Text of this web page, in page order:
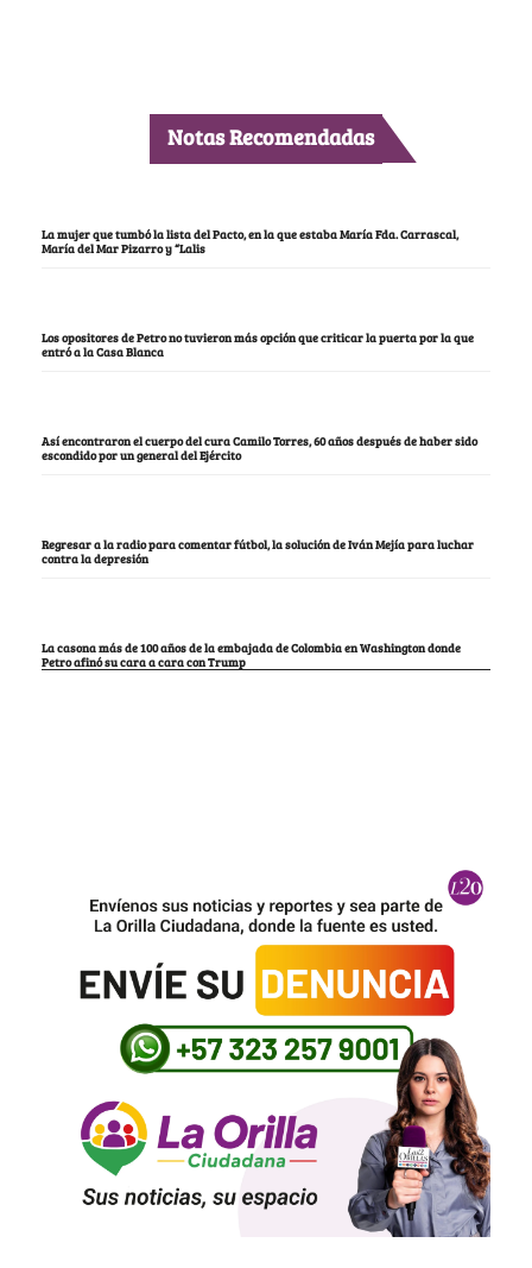
Notas Recomendadas
La mujer que tumbó la lista del Pacto, en la que estaba María Fda. Carrascal,
María del Mar Pizarro y “Lalis
Los opositores de Petro no tuvieron más opción que criticar la puerta por la que
entró a la Casa Blanca
Así encontraron el cuerpo del cura Camilo Torres, 60 años después de haber sido
escondido por un general del Ejército
Regresar a la radio para comentar fútbol, la solución de Iván Mejía para luchar
contra la depresión
La casona más de 100 años de la embajada de Colombia en Washington donde
Petro afinó su cara a cara con Trump